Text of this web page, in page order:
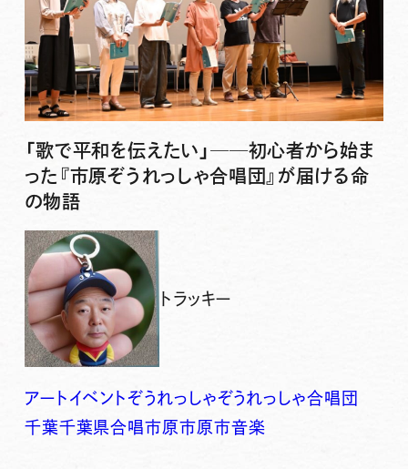
「歌で平和を伝えたい」──初心者から始ま
った『市原ぞうれっしゃ合唱団』が届ける命
の物語
トラッキー
アート イベントぞうれっしゃぞうれっしゃ合唱団
千葉千葉県合唱市原市原市音楽